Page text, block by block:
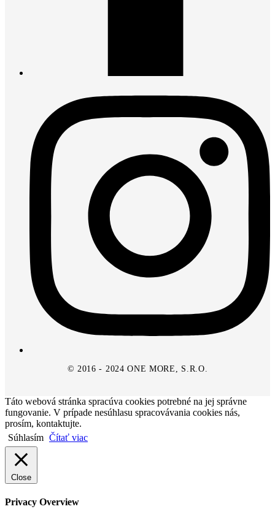
© 2016 - 2024 ONE MORE, S.R.O.
Táto webová stránka spracúva cookies potrebné na jej správne
fungovanie. V prípade nesúhlasu spracovávania cookies nás,
prosím, kontaktujte.
Súhlasím Čítať viac
Close
Privacy Overview